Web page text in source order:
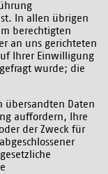
In allen übrigen
berechtigten
an uns gerichteten
Ihrer Einwilligung
wurde; die
übersandten Daten
auffordern, Ihre
der Zweck für